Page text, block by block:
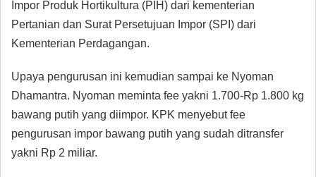
Impor Produk Hortikultura (PIH) dari kementerian
Pertanian dan Surat Persetujuan Impor (SPI) dari
Kementerian Perdagangan.
Upaya pengurusan ini kemudian sampai ke Nyoman
Dhamantra. Nyoman meminta fee yakni 1.700-Rp 1.800 kg
bawang putih yang diimpor. KPK menyebut fee
pengurusan impor bawang putih yang sudah ditransfer
yakni Rp 2 miliar.